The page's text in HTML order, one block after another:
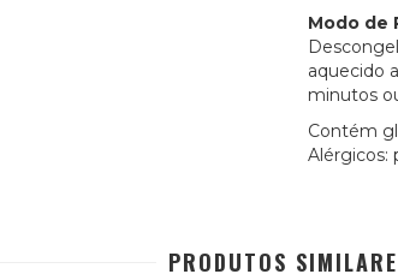
Modo de
aquecido
minutos
Contém
Alérgicos:
PRODUTOS